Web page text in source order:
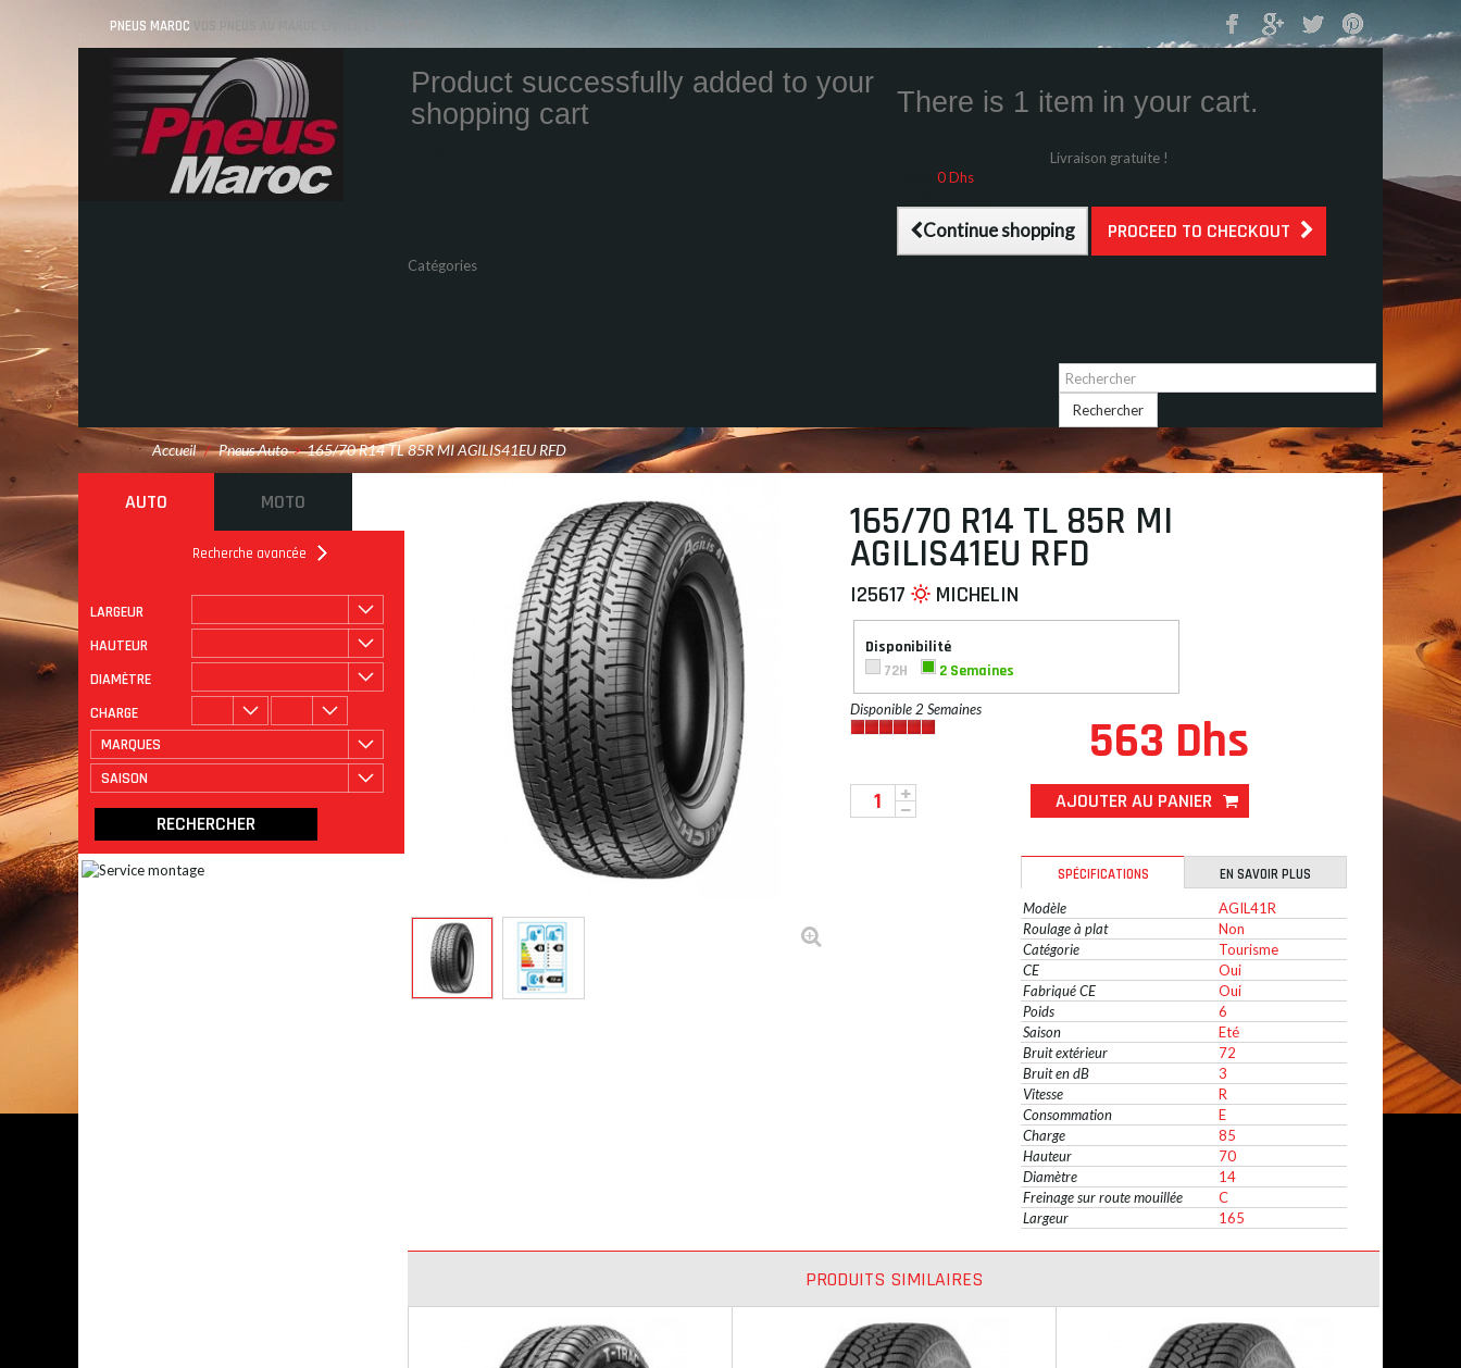
PNEUS MAROC VOS PNEUS AU MAROC LIVRÉS ET MONTÉS
Product successfully added to your
shopping cart
There is 1 item in your cart.
Livraison gratuite !
0 Dhs
Continue shopping PROCEED TO CHECKOUT
Catégories
Rechercher
Accueil / Pneus Auto > 165/70 R14 TL 85R MI AGILIS41EU RFD
AUTO MOTO
Recherche avancée
LARGEUR
HAUTEUR
DIAMÈTRE
CHARGE
MARQUES
SAISON
ROULAGE À PLAT
165/70 R14 TL 85R MI
AGILIS41EU RFD
I25617 MICHELIN
Disponibilité
72H
2 Semaines
Disponible 2 Semaines
563 Dhs
AJOUTER AU PANIER
SPÉCIFICATIONS
EN SAVOIR PLUS
Modèle
AGIL41R
Roulage à plat
Non
Catégorie
Tourisme
CE
Oui
Fabriqué CE
Oui
Poids
6
Saison
Eté
Bruit extérieur
72
Bruit en dB
3
Vitesse
R
Consommation
E
Charge
85
Hauteur
70
Diamètre
14
Freinage sur route mouillée
C
Largeur
165
PRODUITS SIMILAIRES